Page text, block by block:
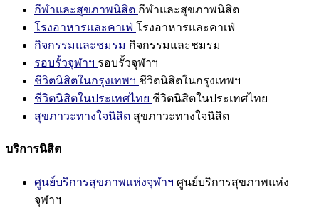
กีฬาและสุขภาพนิสิต กีฬาและสุขภาพนิสิต
โรงอาหารและคาเฟ่ โรงอาหารและคาเฟ่
กิจกรรมและชมรม กิจกรรมและชมรม
รอบรั้วจุฬาฯ รอบรั้วจุฬาฯ
ชีวิตนิสิตในกรุงเทพฯ ชีวิตนิสิตในกรุงเทพฯ
ชีวิตนิสิตในประเทศไทย ชีวิตนิสิตในประเทศไทย
สุขภาวะทางใจนิสิต สุขภาวะทางใจนิสิต
บริการนิสิต
ศูนย์บริการสุขภาพแห่งจุฬาฯ ศูนย์บริการสุขภาพแห่ง
จุฬาฯ